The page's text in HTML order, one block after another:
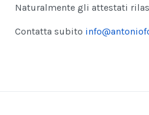
Naturalmente gli attestati
Contatta subito